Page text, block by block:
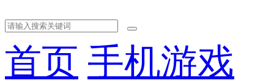
首页 手机游戏